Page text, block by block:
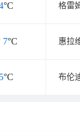
°C 格雷
7°C 惠拉
5°C 布伦